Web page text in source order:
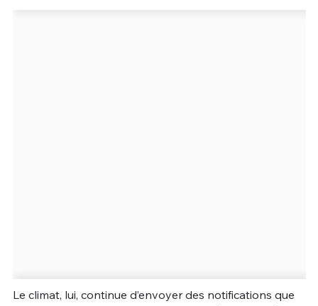
Le climat, lui, continue d’envoyer des notifications que